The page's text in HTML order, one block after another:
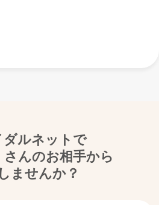
ダルネットで
さんのお相手から
ませんか？